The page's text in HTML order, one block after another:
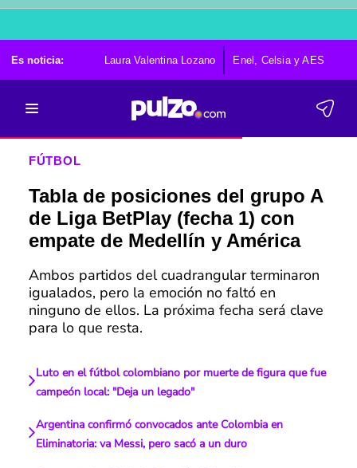
Es noticia: Laura Valentina Lozano Enel, Celsia y AES
FÚTBOL
Tabla de posiciones del grupo A
de Liga BetPlay (fecha 1) con
empate de Medellín y América
Ambos partidos del cuadrangular terminaron
igualados, pero la emoción no faltó en
ninguno de ellos. La próxima fecha será clave
para lo que resta.
Luto en el fútbol colombiano por muerte de figura que fue
campeón local: "Deja un legado"
Argentina confirmó convocados ante Colombia en
Eliminatoria: va Messi, pero sacó a un duro